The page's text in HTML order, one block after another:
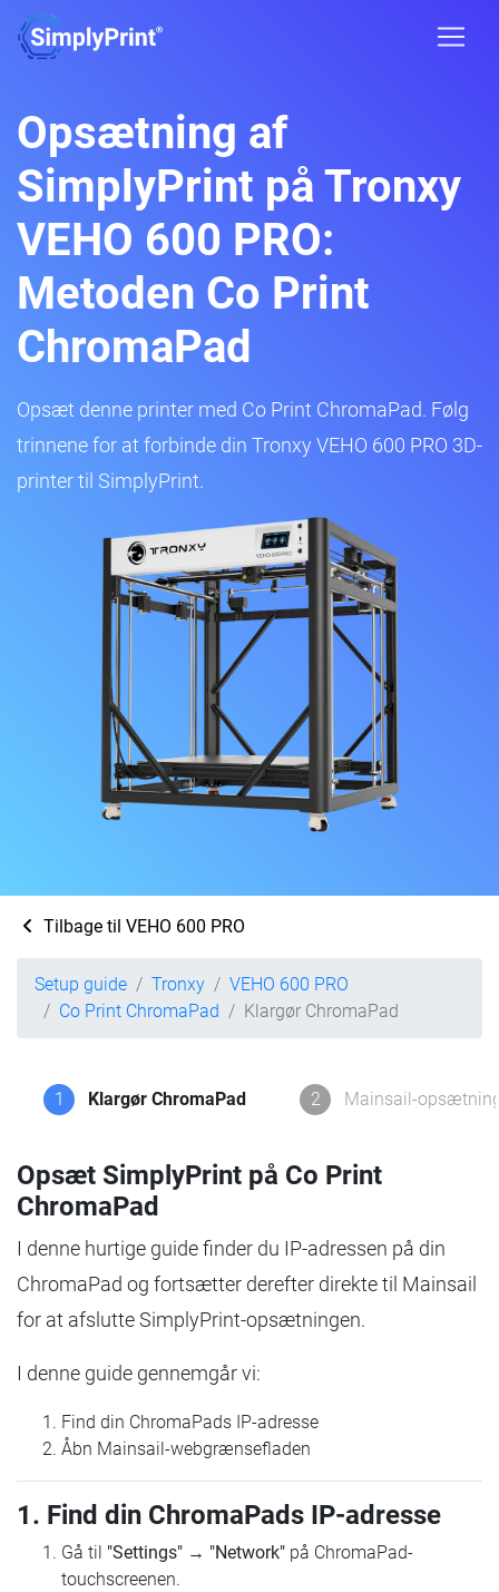
Opsætning af
SimplyPrint på Tronxy
VEHO 600 PRO:
Metoden Co Print
ChromaPad
Opsæt denne printer med Co Print ChromaPad. Følg
trinnene for at forbinde din Tronxy VEHO 600 PRO 3D-
printer til SimplyPrint.
Tilbage til VEHO 600 PRO
Setup guide Tronxy
VEHO 600 PRO
Co Print ChromaPad
Klargør ChromaPad
1 Klargør ChromaPad 2 Mainsail-
Opsæt SimplyPrint på Co Print
ChromaPad
I denne hurtige guide finder du IP-adressen på din
ChromaPad og fortsætter derefter direkte til Mainsail
for at afslutte SimplyPrint-opsætningen.
I denne guide gennemgår vi:
Find din ChromaPads IP-adresse
Åbn Mainsail-webgrænsefladen
1. Find din ChromaPads IP-adresse
Gå til "Settings" → "Network" på ChromaPad-
touchscreenen.